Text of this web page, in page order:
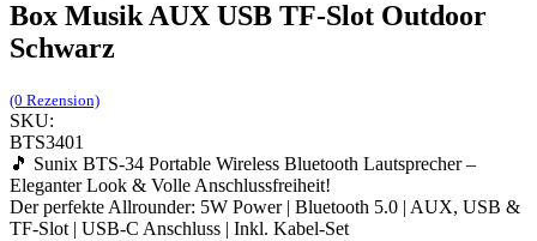
Box Musik AUX USB TF-Slot Outdoor
Schwarz
(0 Rezension)
SKU:
BTS3401
🎵 Sunix BTS-34 Portable Wireless Bluetooth Lautsprecher –
Eleganter Look & Volle Anschlussfreiheit!
Der perfekte Allrounder: 5W Power | Bluetooth 5.0 | AUX, USB &
TF-Slot | USB-C Anschluss | Inkl. Kabel-Set